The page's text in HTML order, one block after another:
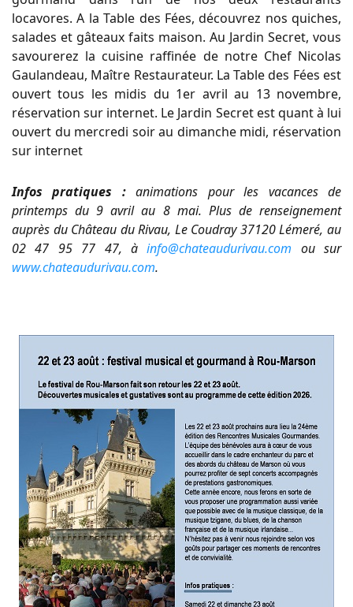
locavores. A la Table des Fées, découvrez nos quiches,
salades et gâteaux faits maison. Au Jardin Secret, vous
savourerez la cuisine raffinée de notre Chef Nicolas
Gaulandeau, Maître Restaurateur. La Table des Fées est
ouvert tous les midis du 1er avril au 13 novembre,
réservation sur internet. Le Jardin Secret est quant à lui
ouvert du mercredi soir au dimanche midi, réservation
sur internet
Infos pratiques :animations pour les vacances de
printemps du 9 avril au 8 mai. Plus de renseignement
auprès du Château du Rivau, Le Coudray 37120 Lémeré, au
02 47 95 77 47, àinfo@chateaudurivau.com ou sur
www.chateaudurivau.com.